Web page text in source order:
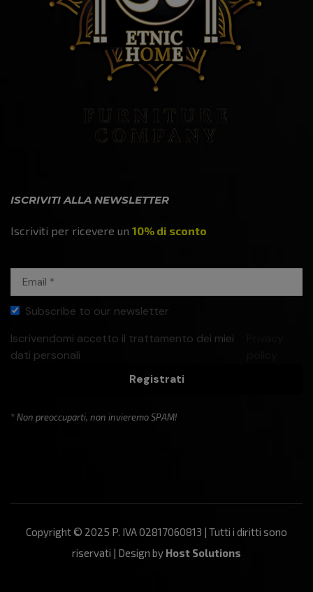
ISCRIVITI ALLA NEWSLETTER
Iscriviti per ricevere un 10% di sconto
Subscribe to our newsletter
Iscrivendomi accetto il trattamento dei miei
dati personali
Registrati
* Non preoccuparti, non invieremo SPAM!
Copyright © 2025 P. IVA 02817060813 | Tutti i diritti sono
riservati | Design by Host Solutions